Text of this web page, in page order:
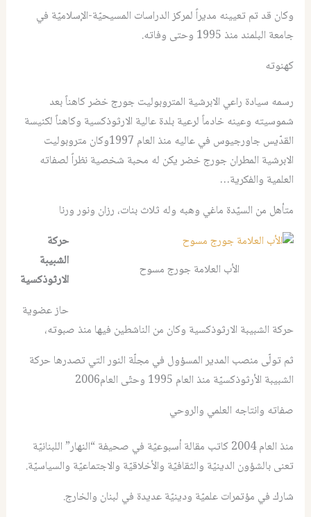
وكان قد تم تعيينه مديراً لمركز الدراسات المسيحيّة-الإسلاميّة في
جامعة البلمند منذ 1995 وحتى وفاته.
كهنوته
رسمه سيادة راعي الابرشية المتروبوليت جورج خضر كاهناً بعد
شموسيته وعينه خادماً لرعية بلدة عالية الارثوذكسية وكاهناً لكنيسة
القدّيس جاورجيوس في عاليه منذ العام 1997وكان متروبوليت
الابرشية المطران جورج خضر يكن له محبة شخصية نظراً لصفاته
العلمية والفكرية…
متأهل من السيّدة ماغي وهبه وله ثلاث بنات، رزان ونور ورنا
الأب العلامة جورج مسوح
حركة
الشبيبة
الارثوذكسية
حاز عضوية
حركة الشبيبة الارثوذكسية وكان من الناشطين فيها منذ صبوته،
ثم تولّى منصب المدير المسؤول في مجلّة النور التي تصدرها حركة
الشبيبة الأرثوذكسيّة منذ العام 1995 وحتّى العام2006
صفاته وانتاجه العلمي والروحي
منذ العام 2004 كاتب مقالة أسبوعيّة في صحيفة “النهار” اللبنانيّة
تعنى بالشؤون الدينيّة والثقافيّة والأخلاقيّة والاجتماعيّة والسياسيّة.
شارك في مؤتمرات علميّة ودينيّة عديدة في لبنان والخارج.